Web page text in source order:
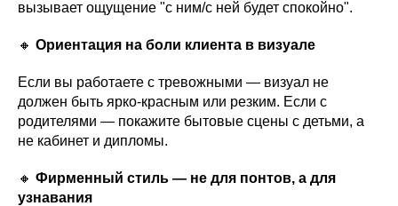
вызывает ощущение "с ним/с ней будет спокойно".
🔸 Ориентация на боли клиента в визуале
Если вы работаете с тревожными — визуал не
должен быть ярко-красным или резким. Если с
родителями — покажите бытовые сцены с детьми, а
не кабинет и дипломы.
🔸 Фирменный стиль — не для понтов, а для
узнавания